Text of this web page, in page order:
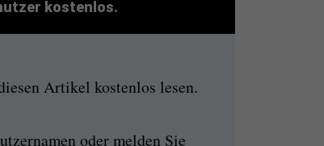
kostenlos.
Artikel kostenlos lesen.
oder melden Sie